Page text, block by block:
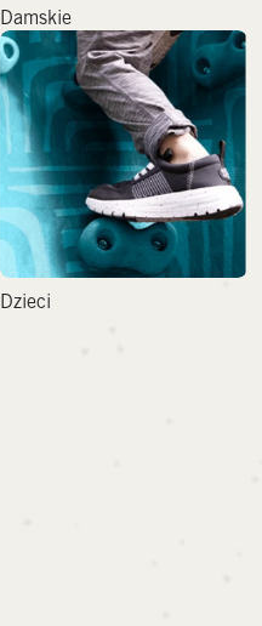
Damskie
Dzieci